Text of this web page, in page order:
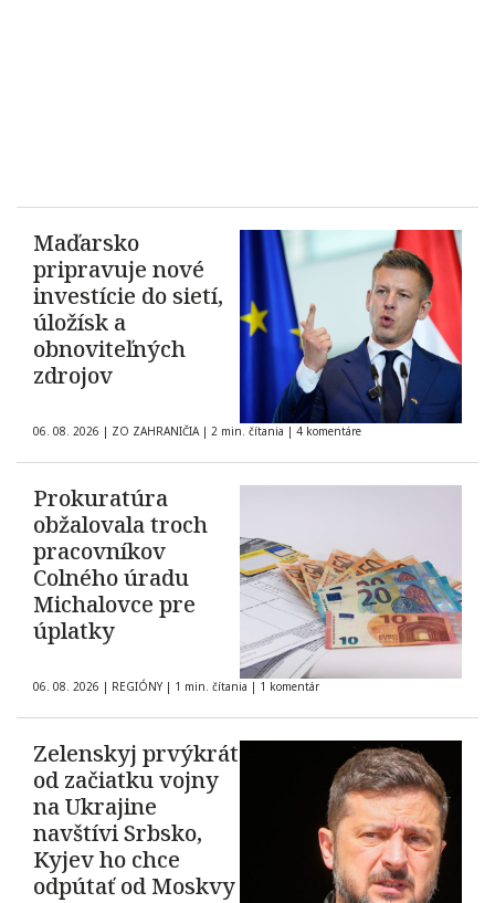
Maďarsko
pripravuje nové
investície do sietí,
úložísk a
obnoviteľných
zdrojov
06. 08. 2026 | ZO ZAHRANIČIA | 2 min. čítania | 4 komentáre
Prokuratúra
obžalovala troch
pracovníkov
Colného úradu
Michalovce pre
úplatky
06. 08. 2026 | REGIÓNY | 1 min. čítania | 1 komentár
Zelenskyj prvýkrát
od začiatku vojny
na Ukrajine
navštívi Srbsko,
Kyjev ho chce
odpútať od Moskvy